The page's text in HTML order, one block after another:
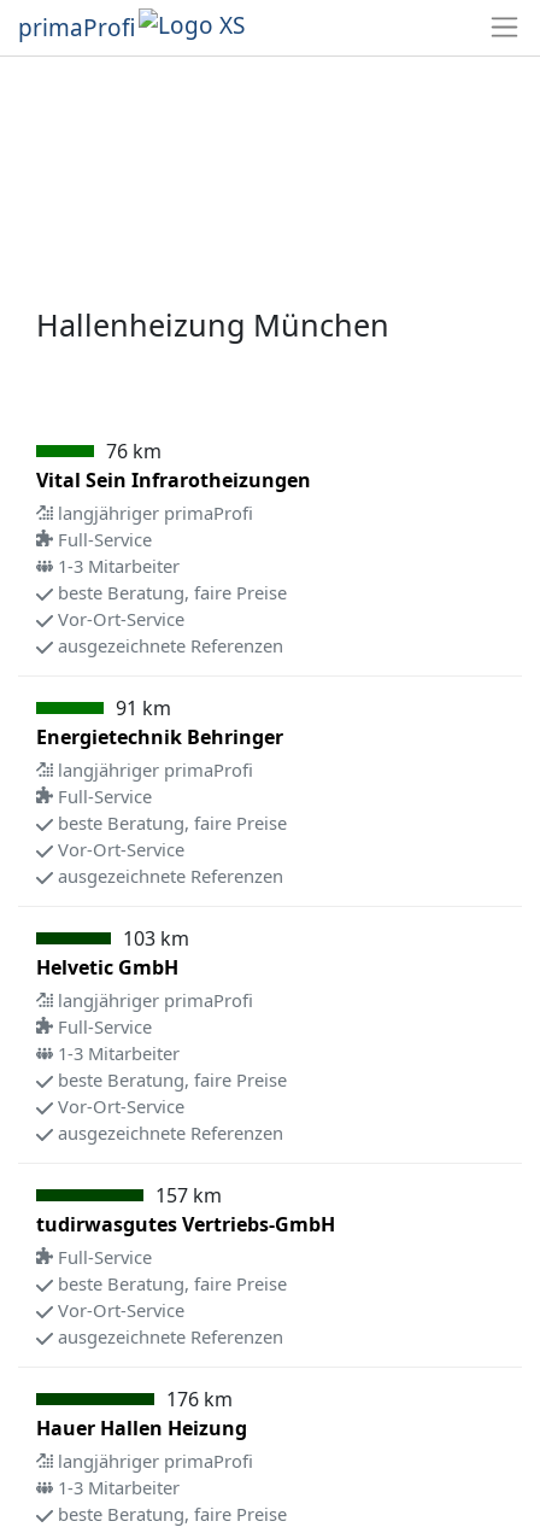
primaProfi
Hallenheizung München
76 km
Vital Sein Infrarotheizungen
langjähriger primaProfi
Full-Service
1-3 Mitarbeiter
beste Beratung, faire Preise
Vor-Ort-Service
ausgezeichnete Referenzen
91 km
Energietechnik Behringer
langjähriger primaProfi
Full-Service
beste Beratung, faire Preise
Vor-Ort-Service
ausgezeichnete Referenzen
103 km
Helvetic GmbH
langjähriger primaProfi
Full-Service
1-3 Mitarbeiter
beste Beratung, faire Preise
Vor-Ort-Service
ausgezeichnete Referenzen
157 km
tudirwasgutes Vertriebs-GmbH
Full-Service
beste Beratung, faire Preise
Vor-Ort-Service
ausgezeichnete Referenzen
176 km
Hauer Hallen Heizung
langjähriger primaProfi
1-3 Mitarbeiter
beste Beratung, faire Preise